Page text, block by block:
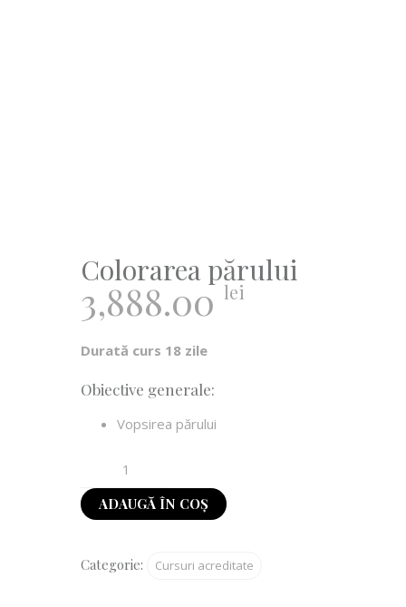
Colorarea părului
3,888.00 lei
Durată curs 18 zile
Obiective generale:
Vopsirea părului
ADAUGĂ ÎN COȘ
Categorie: Cursuri acreditate